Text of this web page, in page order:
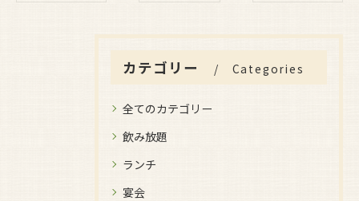
カテゴリー Categories
全てのカテゴリー
飲み放題
ランチ
宴会